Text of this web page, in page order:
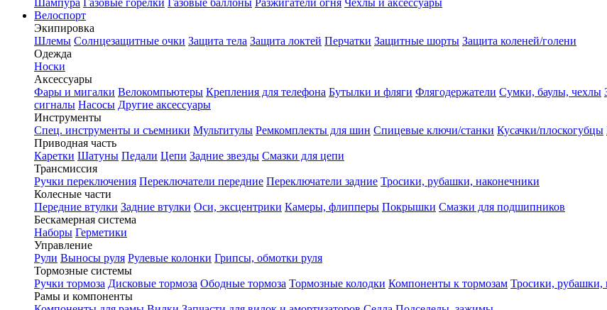
Шампура Газовые горелки Газовые баллоны Разжигатели огня Чехлы и аксессуары
Велоспорт
Экипировка
Шлемы Солнцезащитные очки Защита тела Защита локтей Перчатки Защитные шорты Защита коленей/голени
Одежда
Носки
Аксессуары
Фары и мигалки Велокомпьютеры Крепления для телефона Бутылки и фляги Флягодержатели Сумки, баулы, чехлы
сигналы Насосы Другие аксессуары
Инструменты
Спец. инструменты и съемники Мультитулы Ремкомплекты для шин Спицевые ключи/станки Кусачки/плоскогубцы
Приводная часть
Каретки Шатуны Педали Цепи Задние звезды Смазки для цепи
Трансмиссия
Ручки переключения Переключатели передние Переключатели задние Тросики, рубашки, наконечники
Колесные части
Передние втулки Задние втулки Оси, эксцентрики Камеры, флипперы Покрышки Смазки для подшипников
Бескамерная система
Наборы Герметики
Управление
Рули Выносы руля Рулевые колонки Грипсы, обмотки руля
Тормозные системы
Ручки тормоза Дисковые тормоза Ободные тормоза Тормозные колодки Компоненты к тормозам Тросики, рубашки,
Рамы и компоненты